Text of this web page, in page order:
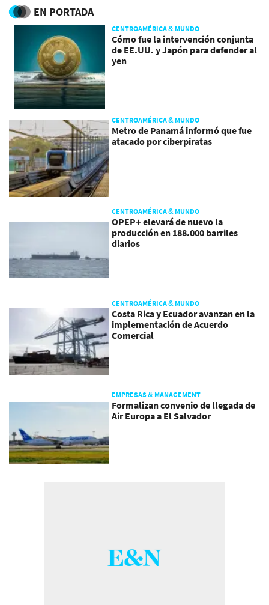
EN PORTADA
CENTROAMÉRICA & MUNDO
Cómo fue la intervención conjunta
de EE.UU. y Japón para defender al
yen
CENTROAMÉRICA & MUNDO
Metro de Panamá informó que fue
atacado por ciberpiratas
CENTROAMÉRICA & MUNDO
OPEP+ elevará de nuevo la
producción en 188.000 barriles
diarios
CENTROAMÉRICA & MUNDO
Costa Rica y Ecuador avanzan en la
implementación de Acuerdo
Comercial
EMPRESAS & MANAGEMENT
Formalizan convenio de llegada de
Air Europa a El Salvador